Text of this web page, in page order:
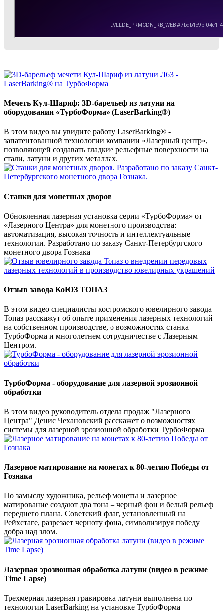
Мечеть Кул-Шариф: 3D-барельеф из латуни на
оборудовании «ТурбоФорма» (LaserBarking®)
В этом видео вы увидите работу LaserBarking® -
запатентованной технологии компании «Лазерный центр»,
позволяющей создавать гладкие рельефные поверхности на
стали, латуни и других металлах.
Станки для монетных дворов
Обновленная лазерная установка серии «ТурбоФорма» от
«Лазерного Центра» для монетного производства:
автоматизация, высокая точность и интеллектуальные
технологии. Разработано по заказу Санкт-Петербургского
монетного двора Гознака
Отзыв завода КоЮЗ ТОПАЗ
В этом видео специалисты костромского ювелирного завода
Топаз расскажут об опыте применения лазерных технологий
на собственном производстве, о возможностях станка
ТурбоФорма и многолетнем сотрудничестве с Лазерным
Центром.
ТурбоФорма - оборудование для лазерной эрозионной
обработки
В этом видео руководитель отдела продаж "Лазерного
Центра" Денис Чехановский расскажет о возможностях
системы для лазерной эрозионной обработки ТурбоФорма
Лазерное матирование на монетах к 80-летию Победы от
Гознака
По замыслу художника, рельеф монеты и лазерное
матирование создают два тона – черный фон и белый рельеф
переднего плана. Советский флаг, установленный на
Рейхстаге, разрезает черноту фона, символизируя победу
добра над злом.
Лазерная эрозионная обработка латуни (видео в режиме
Time Lapse)
Трехмерная лазерная гравировка латуни выполнена по
технологии LaserBarking на установке ТурбоФорма